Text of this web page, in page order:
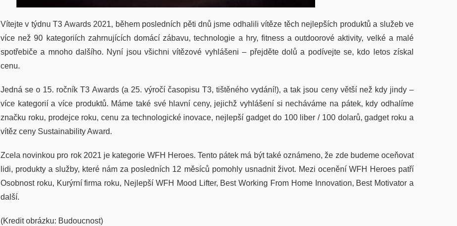
Vítejte v týdnu T3 Awards 2021, během posledních pěti dnů jsme odhalili vítěze těch nejlepších produktů a služeb ve
více než 90 kategoriích zahrnujících domácí zábavu, technologie a hry, fitness a outdoorové aktivity, velké a malé
spotřebiče a mnoho dalšího. Nyní jsou všichni vítězové vyhlášeni – přejděte dolů a podívejte se, kdo letos získal
cenu.
Jedná se o 15. ročník T3 Awards (a 25. výročí časopisu T3, tištěného vydání!), a tak jsou ceny větší než kdy jindy –
více kategorií a více produktů. Máme také své hlavní ceny, jejichž vyhlášení si necháváme na pátek, kdy odhalíme
značku roku, prodejce roku, cenu za technologické inovace, nejlepší gadget do 100 liber / 100 dolarů, gadget roku a
vítěz ceny Sustainability Award.
Zcela novinkou pro rok 2021 je kategorie WFH Heroes. Tento pátek má být také oznámeno, že zde budeme oceňovat
lidi, produkty a služby, které nám za posledních 12 měsíců pomohly usnadnit život. Mezi ocenění WFH Heroes patří
Osobnost roku, Kurýrní firma roku, Nejlepší WFH Mood Lifter, Best Working From Home Innovation, Best Motivator a
další.
(Kredit obrázku: Budoucnost)